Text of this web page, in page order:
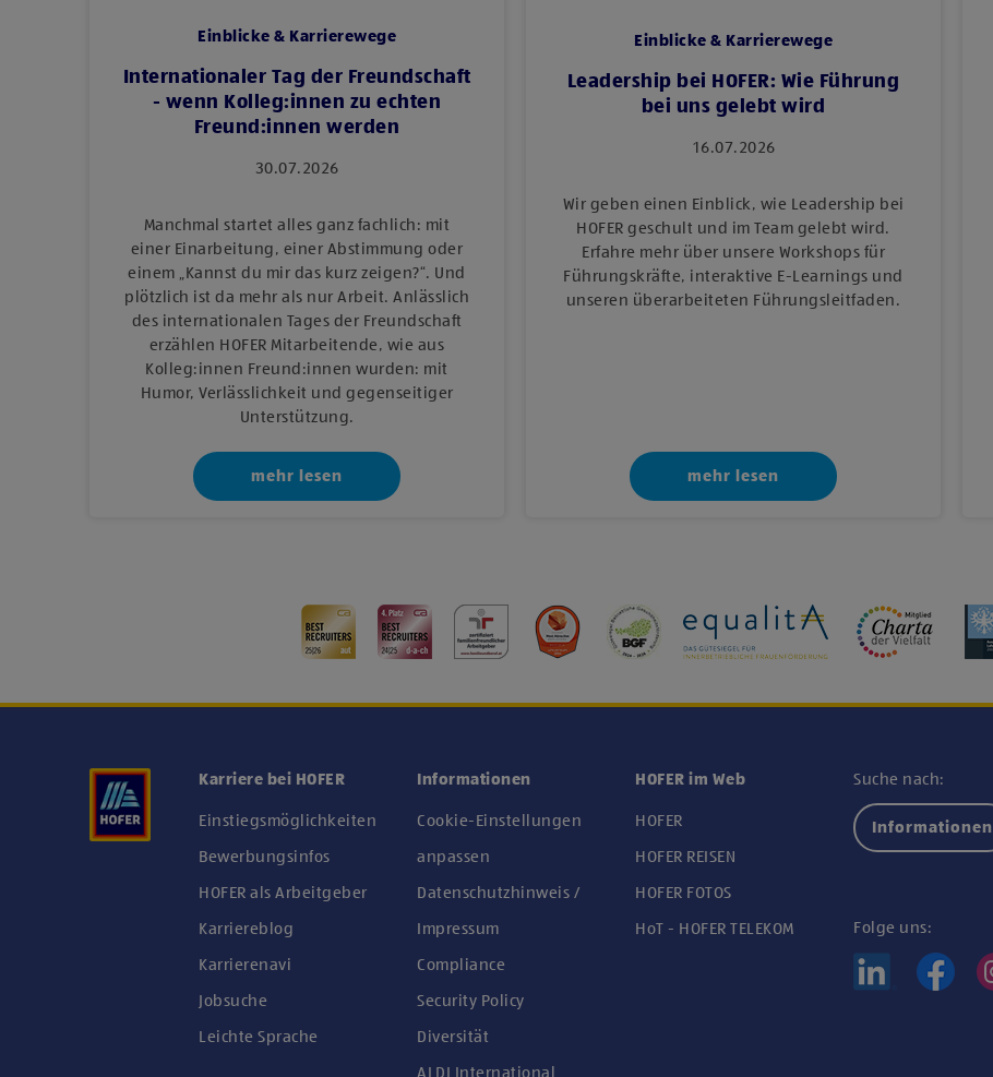
Einblicke & Karrierewege
Internationaler Tag der Freundschaft
- wenn Kolleg:innen zu echten
Freund:innen werden
30.07.2026
Manchmal startet alles ganz fachlich: mit
einer Einarbeitung, einer Abstimmung oder
einem „Kannst du mir das kurz zeigen?“. Und
plötzlich ist da mehr als nur Arbeit. Anlässlich
des internationalen Tages der Freundschaft
erzählen HOFER Mitarbeitende, wie aus
Kolleg:innen Freund:innen wurden: mit
Humor, Verlässlichkeit und gegenseitiger
Unterstützung.
mehr lesen
Einblicke & Karrierewege
Leadership bei HOFER: Wie Führung
bei uns gelebt wird
16.07.2026
Wir geben einen Einblick, wie Leadership bei
HOFER geschult und im Team gelebt wird.
Erfahre mehr über unsere Workshops für
Führungskräfte, interaktive E‑Learnings und
unseren überarbeiteten Führungsleitfaden.
mehr lesen
Karriere bei HOFER
Einstiegsmöglichkeiten
Bewerbungsinfos
HOFER als Arbeitgeber
Karriereblog
Karrierenavi
Jobsuche
Leichte Sprache
Informationen
Cookie-Einstellungen
anpassen
Datenschutzhinweis /
Impressum
Compliance
Security Policy
Diversität
ALDI International
HOFER im Web
HOFER
HOFER REISEN
HOFER FOTOS
HoT - HOFER TELEKOM
Suche nach:
Informationen
Folge uns: